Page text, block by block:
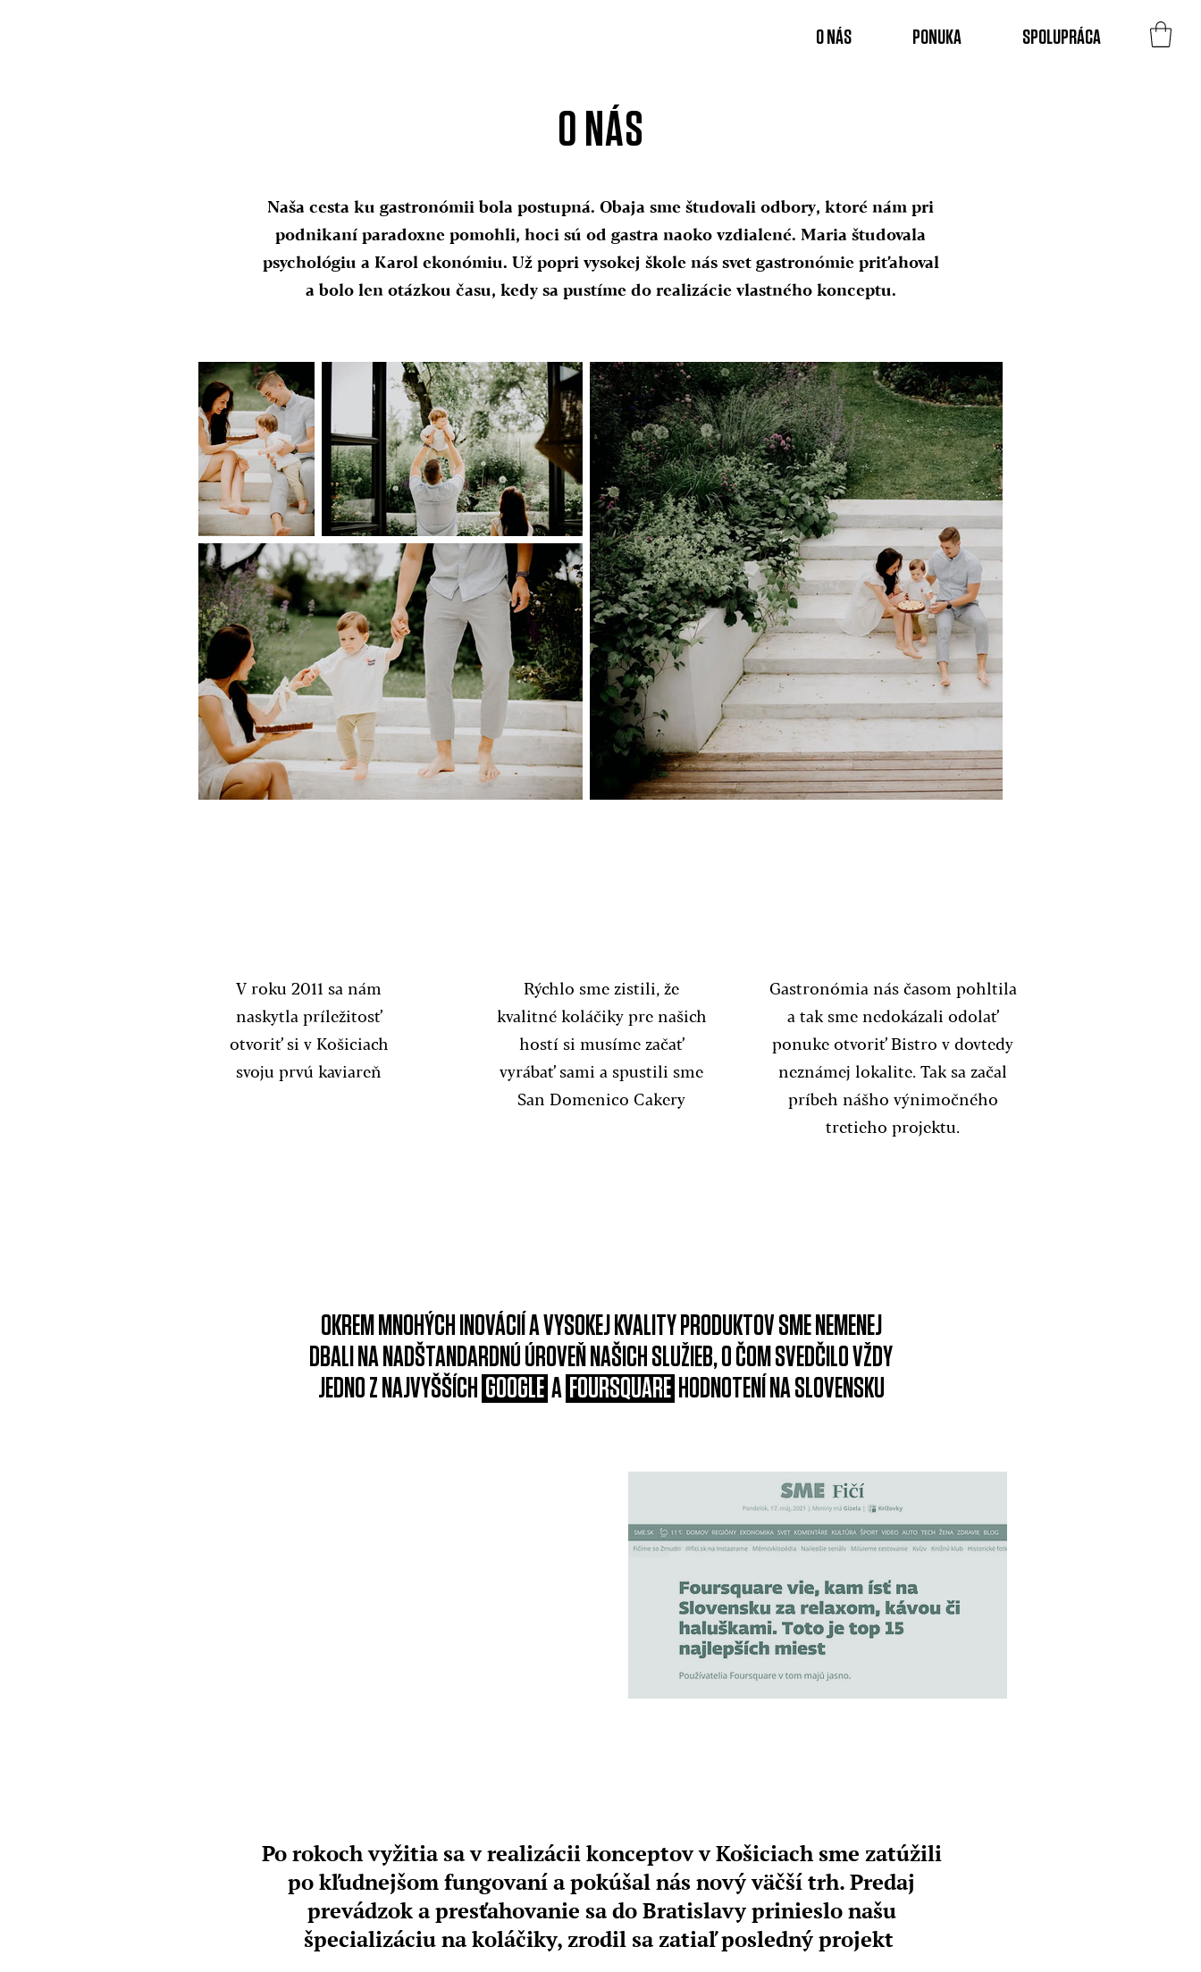
O NÁS PONUKA SPOLUPRÁCA
O NÁS
Naša cesta ku gastronómii bola postupná. Obaja sme študovali odbory, ktoré nám pri
podnikaní paradoxne pomohli, hoci sú od gastra naoko vzdialené. Maria študovala
psychológiu a Karol ekonómiu. Už popri vysokej škole nás svet gastronómie priťahoval
a bolo len otázkou času, kedy sa pustíme do realizácie vlastného konceptu.
V roku 2011 sa nám
naskytla príležitosť
otvoriť si v Košiciach
svoju prvú kaviareň
Rýchlo sme zistili, že
kvalitné koláčiky pre našich
hostí si musíme začať
vyrábať sami a spustili sme
San Domenico Cakery
Gastronómia nás časom pohltila
a tak sme nedokázali odolať
ponuke otvoriť Bistro v dovtedy
neznámej lokalite. Tak sa začal
príbeh nášho výnimočného
tretieho projektu.
OKREM MNOHÝCH INOVÁCIÍ A VYSOKEJ KVALITY PRODUKTOV SME NEMENEJ
DBALI NA NADŠTANDARDNÚ ÚROVEŇ NAŠICH SLUŽIEB, O ČOM SVEDČILO VŽDY
JEDNO Z NAJVYŠŠÍCH GOOGLE A FOURSQUARE HODNOTENÍ NA SLOVENSKU
Po rokoch vyžitia sa v realizácii konceptov v Košiciach sme zatúžili
po kľudnejšom fungovaní a pokúšal nás nový väčší trh. Predaj
prevádzok a presťahovanie sa do Bratislavy prinieslo našu
špecializáciu na koláčiky, zrodil sa zatiaľ posledný projekt